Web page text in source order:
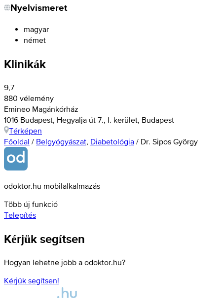
Nyelvismeret
magyar
német
Klinikák
9,7
880 vélemény
Emineo Magánkórház
1016 Budapest, Hegyalja út 7., I. kerület, Budapest
Térképen
Főoldal / Belgyógyászat, Diabetológia / Dr. Sipos György
odoktor.hu mobilalkalmazás
Több új funkció
Telepítés
Kérjük segítsen
Hogyan lehetne jobb a odoktor.hu?
Kérjük segítsen!